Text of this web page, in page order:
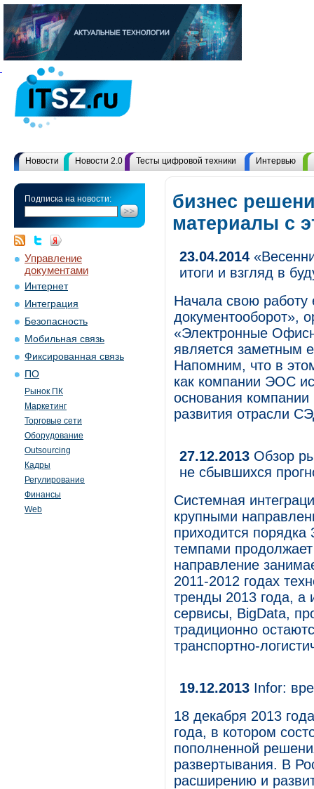
Новости Новости 2.0 Тесты цифровой техники Интервью
Подписка на новости:
Управление
документами
Интернет
Интеграция
Безопасность
Мобильная связь
Фиксированная связь
ПО
Рынок ПК
Маркетинг
Торговые сети
Оборудование
Outsourcing
Кадры
Регулирование
Финансы
Web
бизнес
материалы с
23.04.2014
итоги и взгляд в
Начала свою работу
документооборот»,
«Электронные
является заметным
Напомним, что в
как компании ЭОС
основания компании
развития отрасли
27.12.2013 Обзор
не сбывшихся
Системная
крупными
приходится
темпами продолжает
направление
2011-2012 годах
тренды 2013 года,
сервисы, BigData,
традиционно
транспортно-
19.12.2013 Infor:
18 декабря 2013
года, в котором
пополненной
развертывания. В
расширению и